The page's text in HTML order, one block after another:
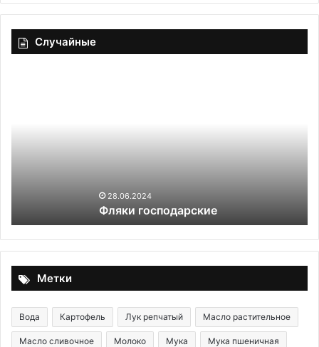
Случайные
Фляки господарские
с
Метки
Вода Картофель Лук репчатый Масло растительное
Масло сливочное Молоко Мука Мука пшеничная